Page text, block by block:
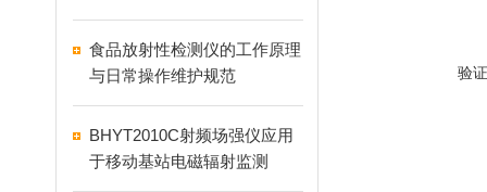
食品放射性检测仪的工作原理
与日常操作维护规范
BHYT2010C射频场强仪应用
于移动基站电磁辐射监测
验